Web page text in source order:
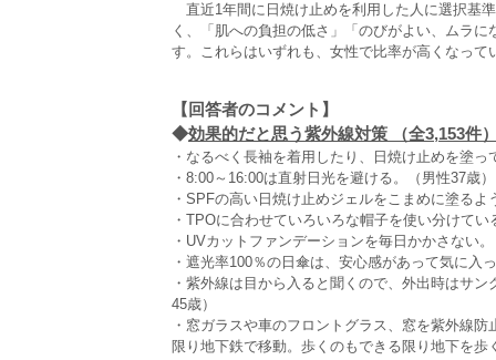
直近1年間に日焼け止めを利用した人に選択基
く、「肌への負担の低さ」「のびがよい、ムラ
す。これらはいずれも、女性で比率が高くなって
【回答者のコメント】
◆効果的だと思う紫外線対策 （全3,153件
・なるべく長袖を着用したり、日焼け止めを塗っ
・8:00～16:00は直射日光を避ける。（男性37歳）
・SPFの高い日焼け止めジェルをこまめに塗る
・TPOに合わせていろいろな帽子を使い分けてい
・UVカットファンデーションを毎日かかさない
・遮光率100％の日傘は、安心感があって気に入
・紫外線は目から入ると聞くので、外出時はサ
45歳）
・窓ガラスや車のフロントグラス、窓を紫外線
限り地下鉄で移動。歩くのもできる限り地下を歩